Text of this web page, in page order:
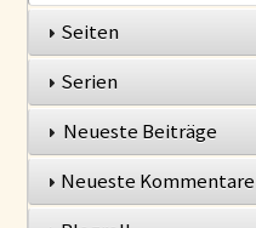
Seiten
Serien
Neueste Beiträge
Neueste Kommentare